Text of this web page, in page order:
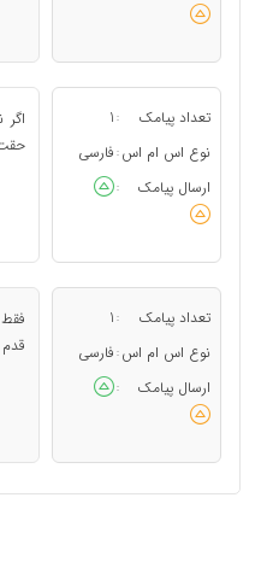
تعداد پیامک :
1
نوع اس ام اس : فارسی
ارسال پیامک
:
تعداد پیامک :
1
نوع اس ام اس : فارسی
ارسال پیامک
:
قدم